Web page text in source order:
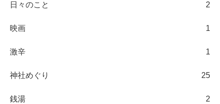
日々のこと 2
映画 1
激辛 1
神社めぐり 25
銭湯 2